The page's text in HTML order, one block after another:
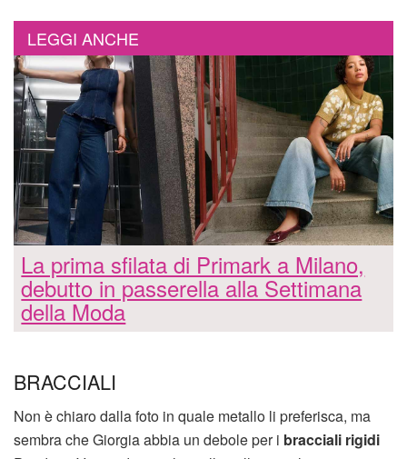
LEGGI ANCHE
La prima sfilata di Primark a Milano,
debutto in passerella alla Settimana
della Moda
BRACCIALI
Non è chiaro dalla foto in quale metallo li preferisca, ma
sembra che Giorgia abbia un debole per i bracciali rigidi